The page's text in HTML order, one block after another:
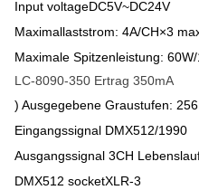
Input voltageDC5V~DC24V
Maximallaststrom: 4A/CH×3
Maximale Spitzenleistung:
LC-8090-350 Ertrag 350mA
) Ausgegebene Graustufen:
Eingangssignal DMX512/1990
Ausgangssignal 3CH
DMX512 socketXLR-3